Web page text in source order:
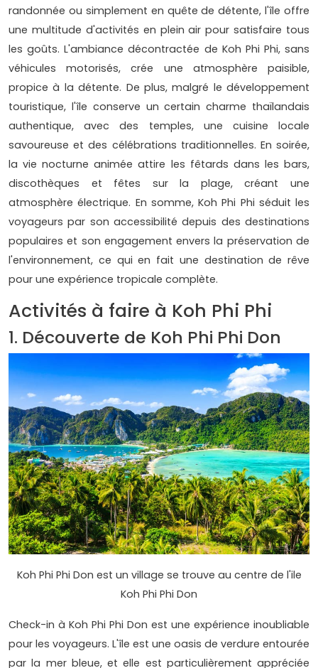
randonnée ou simplement en quête de détente, l'île offre
une multitude d'activités en plein air pour satisfaire tous
les goûts. L'ambiance décontractée de Koh Phi Phi, sans
véhicules motorisés, crée une atmosphère paisible,
propice à la détente. De plus, malgré le développement
touristique, l'île conserve un certain charme thaïlandais
authentique, avec des temples, une cuisine locale
savoureuse et des célébrations traditionnelles. En soirée,
la vie nocturne animée attire les fêtards dans les bars,
discothèques et fêtes sur la plage, créant une
atmosphère électrique. En somme, Koh Phi Phi séduit les
voyageurs par son accessibilité depuis des destinations
populaires et son engagement envers la préservation de
l'environnement, ce qui en fait une destination de rêve
pour une expérience tropicale complète.
Activités à faire à Koh Phi Phi
1. Découverte de Koh Phi Phi Don
Koh Phi Phi Don est un village se trouve au centre de l'ile
Koh Phi Phi Don
Check-in à Koh Phi Phi Don est une expérience inoubliable
pour les voyageurs. L'île est une oasis de verdure entourée
par la mer bleue, et elle est particulièrement appréciée